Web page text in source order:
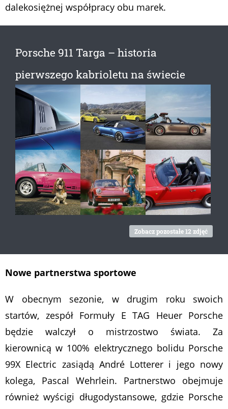
dalekosiężnej współpracy obu marek.
Porsche 911 Targa – historia
pierwszego kabrioletu na świecie
Zobacz pozostałe 12 zdjęć
Nowe partnerstwa sportowe
W obecnym sezonie, w drugim roku swoich
startów, zespół Formuły E TAG Heuer Porsche
będzie walczył o mistrzostwo świata. Za
kierownicą w 100% elektrycznego bolidu Porsche
99X Electric zasiądą André Lotterer i jego nowy
kolega, Pascal Wehrlein. Partnerstwo obejmuje
również wyścigi długodystansowe, gdzie Porsche